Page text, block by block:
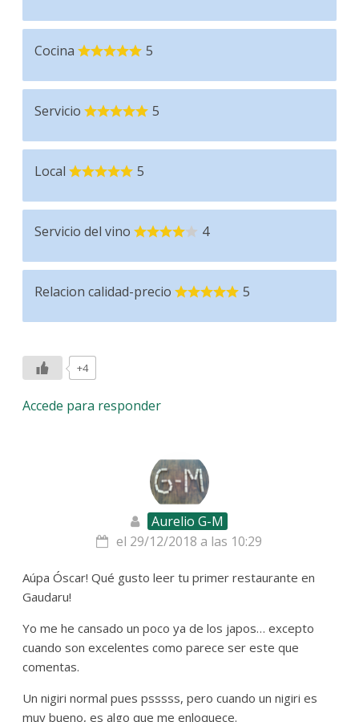
Cocina 5
Servicio 5
Local 5
Servicio del vino 4
Relacion calidad-precio 5
+4
Accede para responder
Aurelio G-M
el 29/12/2018 a las 10:29
Aúpa Óscar! Qué gusto leer tu primer restaurante en
Gaudaru!
Yo me he cansado un poco ya de los japos… excepto
cuando son excelentes como parece ser este que
comentas.
Un nigiri normal pues psssss, pero cuando un nigiri es
muy bueno, es algo que me enloquece.